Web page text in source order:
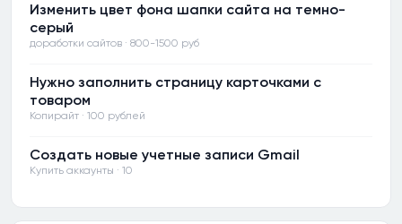
Изменить цвет фона шапки сайта на темно-
серый
доработки сайтов · 800-1500 руб
Нужно заполнить страницу карточками с
товаром
Копирайт · 100 рублей
Создать новые учетные записи Gmail
Купить аккаунты · 10